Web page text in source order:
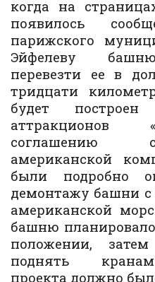
когда на
появилось
парижского
Эйфелеву
перевезти ее в
тридцати
будет
аттракционов
соглашению
американской
были подробно
демонтажу башни
американской
башню
положении,
поднять
проекта должно